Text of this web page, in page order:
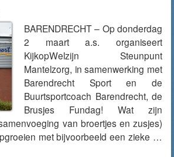
BARENDRECHT – Op donderdag
2 maart a.s. organiseert
KijkopWelzijn Steunpunt
Mantelzorg, in samenwerking met
Barendrecht Sport en de
Buurtsportcoach Barendrecht, de
Brusjes Fundag! Wat zijn
van broertjes en zusjes)
met bijvoorbeeld een zieke …